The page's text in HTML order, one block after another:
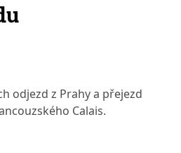
odjezd z Prahy a přejezd
Calais.